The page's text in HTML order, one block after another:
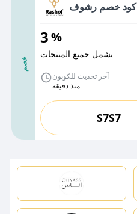
خصم
كود خصم رشوف
3%
يشمل جميع المنتجات
آخر تحديث للكوبون
منذ دقيقه
S7S7